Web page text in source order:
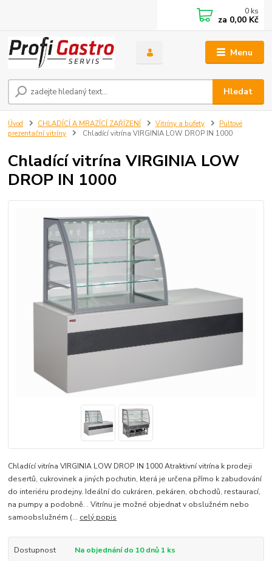
Menu
Hledat
0 ks
za 0,00 Kč
Úvod CHLADÍCÍ A MRAZÍCÍ ZAŘÍZENÍ Vitríny a bufety
Pultové
prezentační vitríny
Chladící vitrína VIRGINIA LOW DROP IN 1000
Chladící vitrína VIRGINIA LOW
DROP IN 1000
Chladící vitrína VIRGINIA LOW DROP IN 1000 Atraktivní vitrína k prodeji
desertů, cukrovinek a jiných pochutin, která je určena přímo k zabudování
do interiéru prodejny. Ideální do cukráren, pekáren, obchodů, restaurací,
na pumpy a podobně. . Vitrínu je možné objednat v obslužném nebo
samoobslužném (... celý popis
Dostupnost
Na objednání do 10 dnů 1 ks